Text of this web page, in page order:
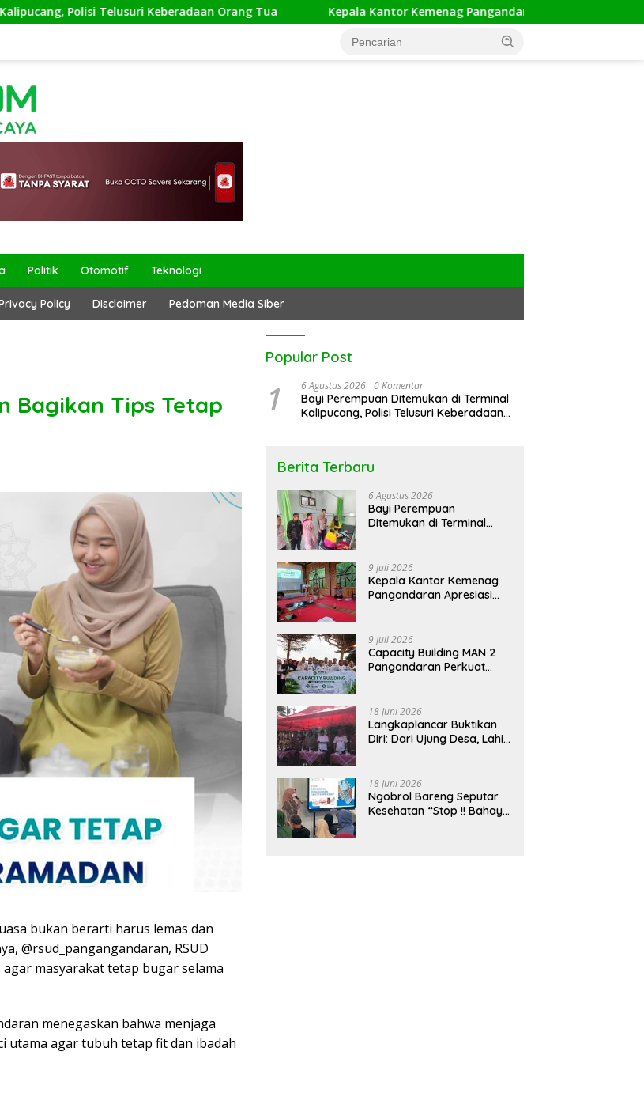
Keberadaan Orang Tua Kepala Kantor Kemenag Pangandaran Apresiasi Rakor dan Capacity
Politik Otomotif Teknologi
Policy Disclaimer Pedoman Media Siber
Bagikan Tips Tetap
bukan berarti harus lemas dan
@rsud_pangangandaran, RSUD
masyarakat tetap bugar selama
menegaskan bahwa menjaga
utama agar tubuh tetap fit dan ibadah
Popular Post
1 6 Agustus 2026 0 Komentar
Bayi Perempuan Ditemukan di Terminal
Kalipucang, Polisi Telusuri Keberadaan
Berita Terbaru
6 Agustus 2026
Bayi Perempuan
Ditemukan di Terminal
9 Juli 2026
Kepala Kantor Kemenag
Pangandaran Apresiasi
Pangandaran, Tekankan
Pentingnya Sinergi Antar
Lini
9 Juli 2026
Capacity Building MAN 2
Pangandaran Perkuat
18 Juni 2026
Langkaplancar Buktikan
Diri: Dari Ujung Desa, Lahir
18 Juni 2026
Ngobrol Bareng Seputar
Kesehatan “Stop !! Bahaya